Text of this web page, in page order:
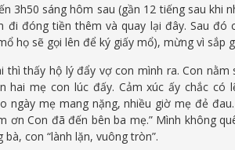
3h50 sáng hôm sau (gần 12 tiếng sau khi
đi đóng tiền thêm và quay lại đây. Sau đó
họ sẽ gọi lên để ký giấy mổ), mừng vì sắp
thì thấy hộ lý đẩy vợ con mình ra. Con
hai mẹ con lúc đấy. Cảm xúc ấy chắc có
ngày mẹ mang nặng, nhiều giờ mẹ đẻ
ơn Con đã đến bên ba mẹ.” Mình không
bà, con “lành lặn, vuông tròn”.